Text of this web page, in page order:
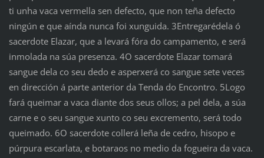
ti unha vaca vermella sen defecto, que non teña defecto
ningún e que aínda nunca foi xunguida. 3Entregarédela ó
sacerdote Elazar, que a levará fóra do campamento, e será
inmolada na súa presenza. 4O sacerdote Elazar tomará
sangue dela co seu dedo e asperxerá co sangue sete veces
en dirección á parte anterior da Tenda do Encontro. 5Logo
fará queimar a vaca diante dos seus ollos; a pel dela, a súa
carne e o seu sangue xunto co seu excremento, será todo
queimado. 6O sacerdote collerá leña de cedro, hisopo e
púrpura escarlata, e botaraos no medio da fogueira da vaca.